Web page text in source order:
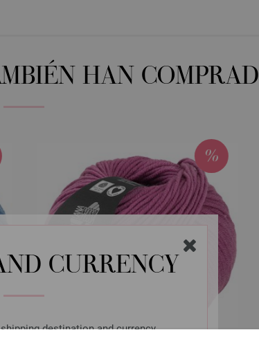
CURRENCY
destination and currency.
HAN